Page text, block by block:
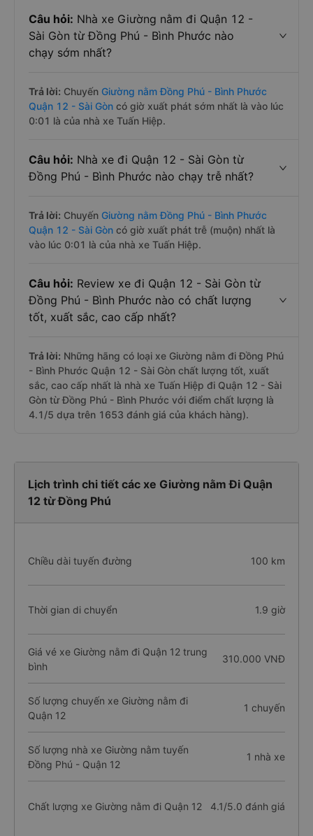
Câu hỏi: Nhà xe Giường nằm đi Quận 12 -
Sài Gòn từ Đồng Phú - Bình Phước nào
chạy sớm nhất?
Trả lời: Chuyến Giường nằm Đồng Phú - Bình Phước
Quận 12 - Sài Gòn có giờ xuất phát sớm nhất là vào lúc
0:01 là của nhà xe Tuấn Hiệp.
Câu hỏi: Nhà xe đi Quận 12 - Sài Gòn từ
Đồng Phú - Bình Phước nào chạy trễ nhất?
Trả lời: Chuyến Giường nằm Đồng Phú - Bình Phước
Quận 12 - Sài Gòn có giờ xuất phát trễ (muộn) nhất là
vào lúc 0:01 là của nhà xe Tuấn Hiệp.
Câu hỏi: Review xe đi Quận 12 - Sài Gòn từ
Đồng Phú - Bình Phước nào có chất lượng
tốt, xuất sắc, cao cấp nhất?
Trả lời: Những hãng có loại xe Giường nằm đi Đồng Phú
- Bình Phước Quận 12 - Sài Gòn chất lượng tốt, xuất
sắc, cao cấp nhất là nhà xe Tuấn Hiệp đi Quận 12 - Sài
Gòn từ Đồng Phú - Bình Phước với điểm chất lượng là
4.1/5 dựa trên 1653 đánh giá của khách hàng).
Lịch trình chi tiết các xe Giường nằm Đi Quận
12 từ Đồng Phú
Chiều dài tuyến đường 100 km
Thời gian di chuyển 1.9 giờ
Giá vé xe Giường nằm đi Quận 12 trung
bình
310.000 VNĐ
Số lượng chuyến xe Giường nằm đi
Quận 12
1 chuyến
Số lượng nhà xe Giường nằm tuyến
Đồng Phú - Quận 12
1 nhà xe
Chất lượng xe Giường nằm đi Quận 12 4.1/5.0 đánh giá